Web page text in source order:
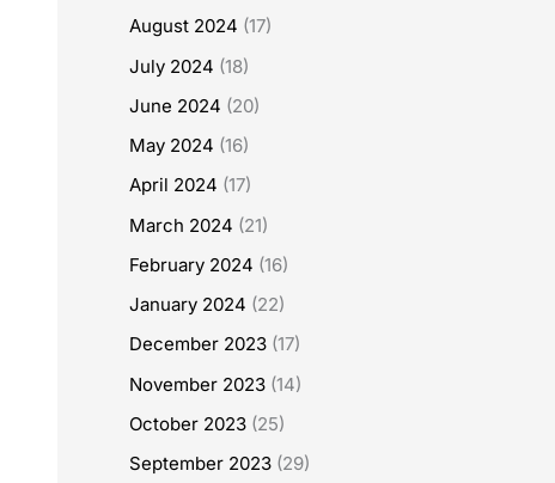
August 2024 (17)
July 2024 (18)
June 2024 (20)
May 2024 (16)
April 2024 (17)
March 2024 (21)
February 2024 (16)
January 2024 (22)
December 2023 (17)
November 2023 (14)
October 2023 (25)
September 2023 (29)